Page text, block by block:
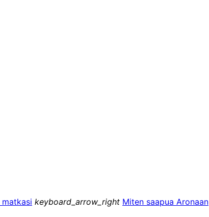
keyboard_arrow_right Miten saapua Aronaan